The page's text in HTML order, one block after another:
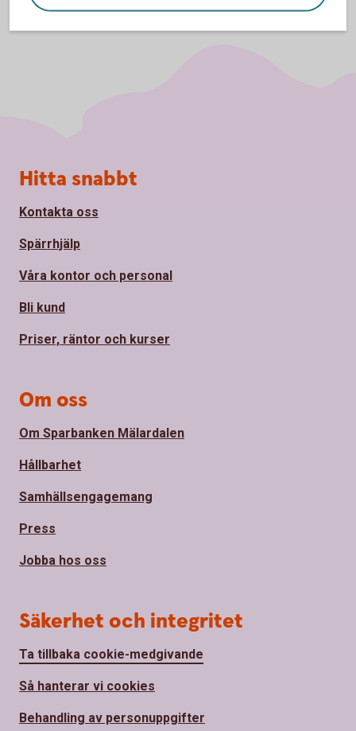
Sidfot
Hitta snabbt
Kontakta oss
Spärrhjälp
Våra kontor och personal
Bli kund
Priser, räntor och kurser
Om oss
Om Sparbanken Mälardalen
Hållbarhet
Samhällsengagemang
Press
Jobba hos oss
Säkerhet och integritet
Ta tillbaka cookie-medgivande
Så hanterar vi cookies
Behandling av personuppgifter